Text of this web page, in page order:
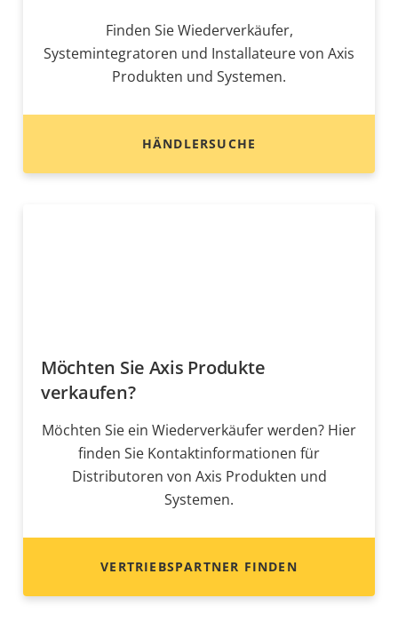
Finden Sie Wiederverkäufer,
Systemintegratoren und Installateure von Axis
Produkten und Systemen.
HÄNDLERSUCHE
Möchten Sie Axis Produkte
verkaufen?
Möchten Sie ein Wiederverkäufer werden? Hier
finden Sie Kontaktinformationen für
Distributoren von Axis Produkten und
Systemen.
VERTRIEBSPARTNER FINDEN